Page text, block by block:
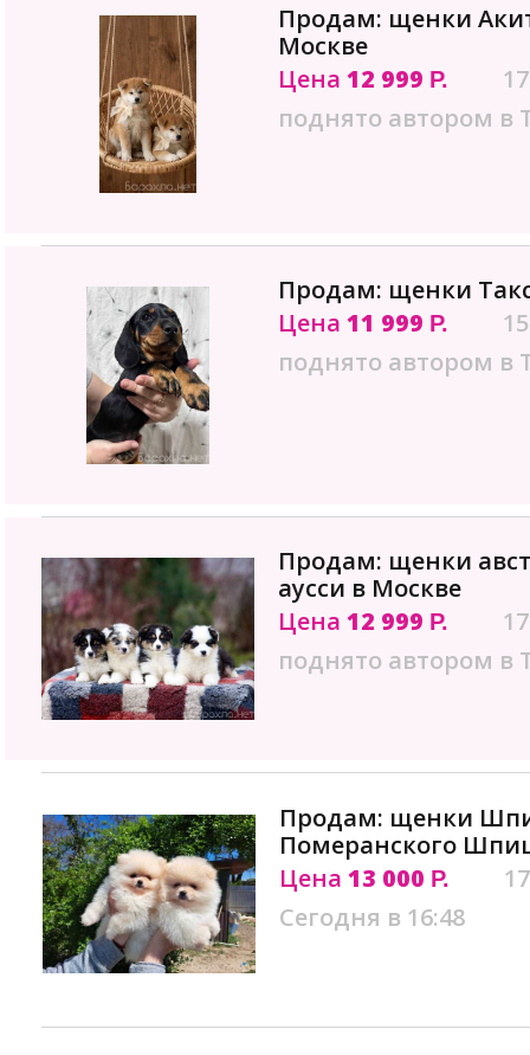
Продам: щенки
Москве
Цена 12 999 Р.
поднято автором в
Продам: щенки
Цена 11 999 Р.
поднято автором в
Продам: щенки
аусси в Москве
Цена 12 999 Р.
поднято автором в
Продам: щенки
Померанского
Цена 13 000 Р.
Сегодня в 16:48